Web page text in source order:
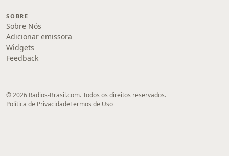
SOBRE
Sobre Nós
Adicionar emissora
Widgets
Feedback
© 2026 Radios-Brasil.com. Todos os direitos reservados.
Política de PrivacidadeTermos de Uso